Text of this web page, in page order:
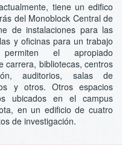
tiene un edifico
del Monoblock Central de
de instalaciones para las
y oficinas para un trabajo
el apropiado
carrera, bibliotecas, centros
auditorios, salas de
y otros. Otros espacios
ubicados en el campus
en un edificio de cuatro
de investigación.